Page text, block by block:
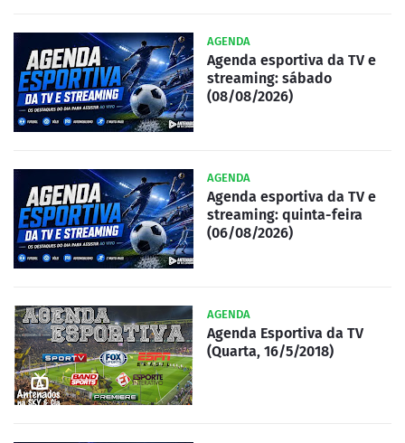
AGENDA
Agenda esportiva da TV e
streaming: sábado
(08/08/2026)
AGENDA
Agenda esportiva da TV e
streaming: quinta-feira
(06/08/2026)
AGENDA
Agenda Esportiva da TV
(Quarta, 16/5/2018)